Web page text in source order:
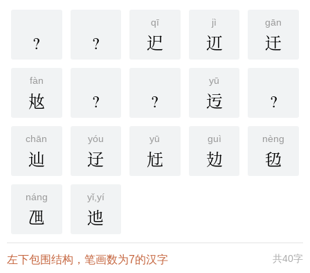
? ?
qī
迉
jì
䢋
gān
迀
fàn
奿 ? ?
yū
迃 ?
chān
辿
yóu
䢊
yū
㝼
guì
攰
nèng
㲌
náng
乪
yǐ,yí
迆
共40字
左下包围结构，笔画数为7的汉字